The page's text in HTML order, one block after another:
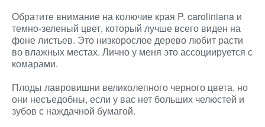
Обратите внимание на колючие края P. caroliniana и
темно-зеленый цвет, который лучше всего виден на
фоне листьев. Это низкорослое дерево любит расти
во влажных местах. Лично у меня это ассоциируется с
комарами.
Плоды лавровишни великолепного черного цвета, но
они несъедобны, если у вас нет больших челюстей и
зубов с наждачной бумагой.